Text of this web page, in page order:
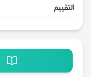
التقييم